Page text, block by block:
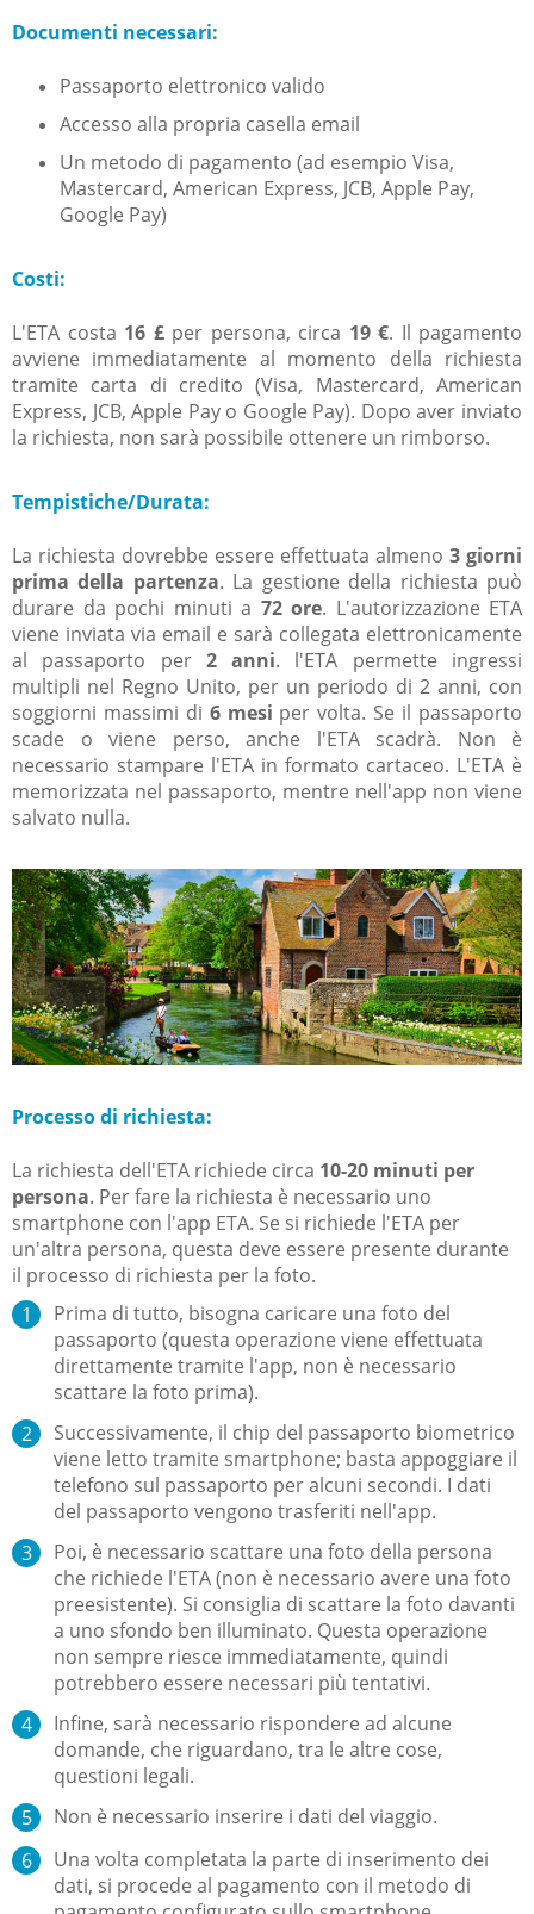
Documenti necessari:
Passaporto elettronico valido
Accesso alla propria casella email
Un metodo di pagamento (ad esempio Visa,
Mastercard, American Express, JCB, Apple Pay,
Google Pay)
Costi:
L'ETA costa 16 £per persona, circa 19 €. Il pagamento
avviene immediatamente al momento della richiesta
tramite carta di credito (Visa, Mastercard, American
Express, JCB, Apple Pay o Google Pay). Dopo aver inviato
la richiesta, non sarà possibile ottenere un rimborso.
Tempistiche/Durata:
La richiesta dovrebbe essere effettuata almeno 3 giorni
prima della partenza. La gestione della richiesta può
durare da pochi minuti a 72 ore. L'autorizzazione ETA
viene inviata via email e sarà collegata elettronicamente
al passaporto per 2 anni. l'ETA permette ingressi
multipli nel Regno Unito, per un periodo di 2 anni, con
soggiorni massimi di 6 mesi per volta. Se il passaporto
scade o viene perso, anche l'ETA scadrà. Non è
necessario stampare l'ETA in formato cartaceo. L'ETA è
memorizzata nel passaporto, mentre nell'app non viene
salvato nulla.
Processo di richiesta:
La richiesta dell'ETA richiede circa 10-20 minuti per
persona. Per fare la richiesta è necessario uno
smartphone con l'app ETA. Se si richiede l'ETA per
un'altra persona, questa deve essere presente durante
il processo di richiesta per la foto.
Prima di tutto, bisogna caricare una foto del
passaporto (questa operazione viene effettuata
direttamente tramite l'app, non è necessario
scattare la foto prima).
Successivamente, il chip del passaporto biometrico
viene letto tramite smartphone; basta appoggiare il
telefono sul passaporto per alcuni secondi. I dati
del passaporto vengono trasferiti nell'app.
Poi, è necessario scattare una foto della persona
che richiede l'ETA (non è necessario avere una foto
preesistente). Si consiglia di scattare la foto davanti
a uno sfondo ben illuminato. Questa operazione
non sempre riesce immediatamente, quindi
potrebbero essere necessari più tentativi.
Infine, sarà necessario rispondere ad alcune
domande, che riguardano, tra le altre cose,
questioni legali.
Non è necessario inserire i dati del viaggio.
Una volta completata la parte di inserimento dei
dati, si procede al pagamento con il metodo di